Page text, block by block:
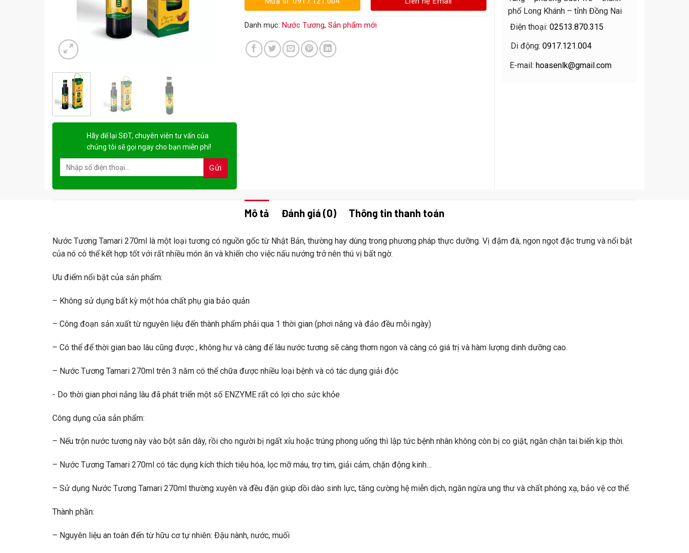
Hãy để lại SĐT, chuyên viên tư vấn của
chúng tôi sẽ gọi ngay cho bạn miễn phí!
Danh mục: Nước Tương, Sản phẩm mới
phố Long Khánh – tỉnh Đồng Nai
Điện thoại: 02513.870.315
Di động: 0917.121.004
E-mail: hoasenlk@gmail.com
Mô tả Đánh giá (0) Thông tin thanh toán
Nước Tương Tamari 270ml là một loại tương có nguồn gốc từ Nhật Bản, thường hay dùng trong phương pháp thực dưỡng. Vị đậm đà, ngon ngọt đặc trưng và nổi bật
của nó có thể kết hợp tốt với rất nhiều món ăn và khiến cho việc nấu nướng trở nên thú vị bất ngờ.
Ưu điểm nổi bật của sản phẩm:
– Không sử dụng bất kỳ một hóa chất phụ gia bảo quản
– Công đoạn sản xuất từ nguyên liệu đến thành phẩm phải qua 1 thời gian (phơi nắng và đảo đều mỗi ngày)
– Có thể để thời gian bao lâu cũng được , không hư và càng để lâu nước tương sẽ càng thơm ngon và càng có giá trị và hàm lượng dinh dưỡng cao.
– Nước Tương Tamari 270ml trên 3 năm có thể chữa được nhiều loại bệnh và có tác dụng giải độc
​- Do thời gian phơi nắng lâu đã phát triển một số ENZYME rất có lợi cho sức khỏe
Công dụng của sản phẩm:
– Nếu trộn nước tương này vào bột sắn dây, rồi cho người bị ngất xỉu hoặc trúng phong uống thì lập tức bệnh nhân không còn bị co giật, ngăn chặn tai biến kịp thời.
– Nước Tương Tamari 270ml có tác dụng kích thích tiêu hóa, lọc mỡ máu, trợ tim, giải cảm, chặn động kinh…
– Sử dụng Nước Tương Tamari 270ml thường xuyên và đều đặn giúp dồi dào sinh lực, tăng cường hệ miễn dịch, ngăn ngừa ung thư và chất phóng xạ, bảo vệ cơ thể.
Thành phần:
– Nguyên liệu an toàn đến từ hữu cơ tự nhiên: Đậu nành, nước, muối